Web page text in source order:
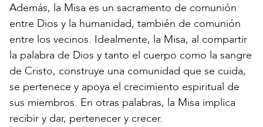
Además, la Misa es un sacramento de comunión
entre Dios y la humanidad, también de comunión
entre los vecinos. Idealmente, la Misa, al compartir
la palabra de Dios y tanto el cuerpo como la sangre
de Cristo, construye una comunidad que se cuida,
se pertenece y apoya el crecimiento espiritual de
sus miembros. En otras palabras, la Misa implica
recibir y dar, pertenecer y crecer.